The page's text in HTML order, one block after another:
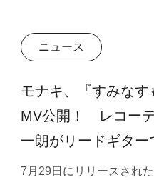
ニュース
モナキ、『すみなす
MV公開！ レコー
一朗がリードギター
7月29日にリリースされ